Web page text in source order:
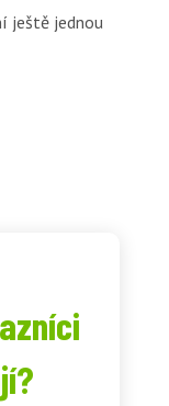
ještě jednou